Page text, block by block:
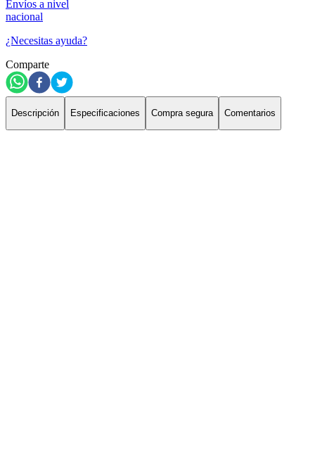
Envíos a nivel
nacional
¿Necesitas ayuda?
Comparte
Descripción Especificaciones Compra segura Comentarios